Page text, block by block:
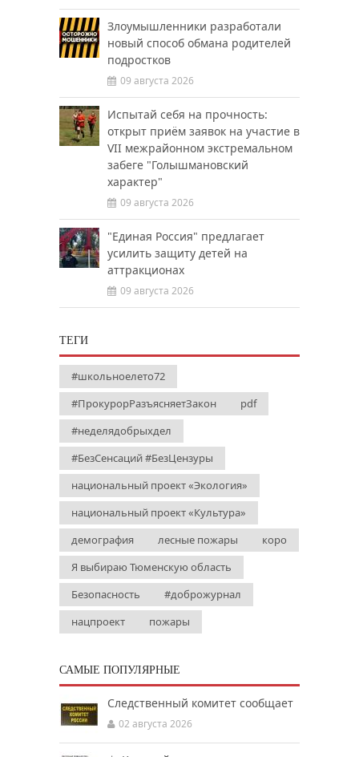
Злоумышленники разработали
новый способ обмана родителей
подростков
09 августа 2026
Испытай себя на прочность:
открыт приём заявок на участие в
VII межрайонном экстремальном
забеге "Голышмановский
характер"
09 августа 2026
"Единая Россия" предлагает
усилить защиту детей на
аттракционах
09 августа 2026
ТЕГИ
#школьноелето72
#ПрокурорРазъясняетЗакон
pdf
#неделядобрыхдел
#БезСенсаций #БезЦензуры
национальный проект «Экология»
национальный проект «Культура»
демография
лесные пожары
коро
Я выбираю Тюменскую область
Безопасность
#доброжурнал
нацпроект
пожары
САМЫЕ ПОПУЛЯРНЫЕ
Следственный комитет сообщает
02 августа 2026